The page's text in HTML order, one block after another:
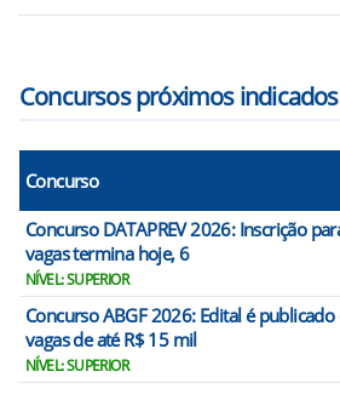
Concursos próximos
Concurso
Concurso DATAPREV 2026: Inscrição
vagas termina hoje, 6
NÍVEL: SUPERIOR
Concurso ABGF 2026: Edital é publicado
vagas de até R$ 15 mil
NÍVEL: SUPERIOR